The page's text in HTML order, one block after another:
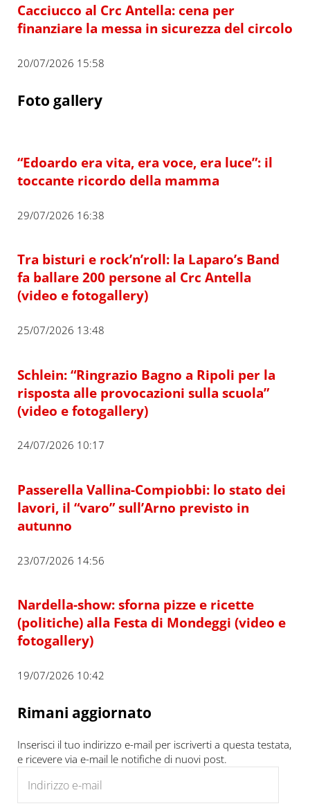
Cacciucco al Crc Antella: cena per
finanziare la messa in sicurezza del circolo
20/07/2026 15:58
Foto gallery
“Edoardo era vita, era voce, era luce”: il
toccante ricordo della mamma
29/07/2026 16:38
Tra bisturi e rock’n’roll: la Laparo’s Band
fa ballare 200 persone al Crc Antella
(video e fotogallery)
25/07/2026 13:48
Schlein: “Ringrazio Bagno a Ripoli per la
risposta alle provocazioni sulla scuola”
(video e fotogallery)
24/07/2026 10:17
Passerella Vallina-Compiobbi: lo stato dei
lavori, il “varo” sull’Arno previsto in
autunno
23/07/2026 14:56
Nardella-show: sforna pizze e ricette
(politiche) alla Festa di Mondeggi (video e
fotogallery)
19/07/2026 10:42
Rimani aggiornato
Inserisci il tuo indirizzo e-mail per iscriverti a questa testata,
e ricevere via e-mail le notifiche di nuovi post.